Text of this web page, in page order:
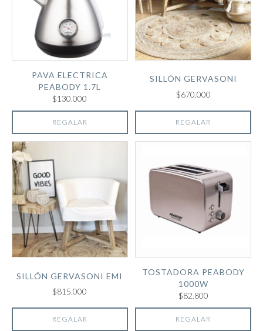
PAVA ELECTRICA
PEABODY 1.7L
$130.000
REGALAR
SILLÓN GERVASONI
$670.000
REGALAR
SILLÓN GERVASONI EMI
$815.000
REGALAR
TOSTADORA PEABODY
1000W
$82.800
REGALAR